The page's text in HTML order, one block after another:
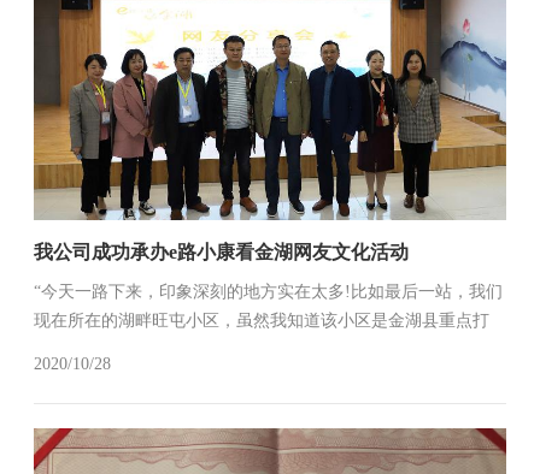
我公司成功承办e路小康看金湖网友文化活动
“今天一路下来，印象深刻的地方实在太多!比如最后一站，我们
现在所在的湖畔旺屯小区，虽然我知道该小区是金湖县重点打
态，他们神采奕奕，...
2020/10/28